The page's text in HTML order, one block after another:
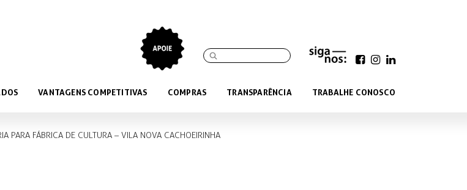
VANTAGENS COMPETITIVAS COMPRAS TRANSPARÊNCIA TRABALHE CONOSCO
PARA FÁBRICA DE CULTURA – VILA NOVA CACHOEIRINHA